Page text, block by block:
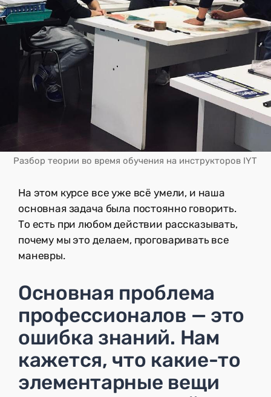
Разбор теории во время обучения на инструкторов IYT
На этом курсе все уже всё умели, и наша
основная задача была постоянно говорить.
То есть при любом действии рассказывать,
почему мы это делаем, проговаривать все
маневры.
Основная проблема
профессионалов — это
ошибка знаний. Нам
кажется, что какие-то
элементарные вещи